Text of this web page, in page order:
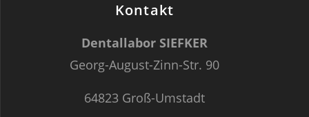
Kontakt
Dentallabor SIEFKER
Georg-August-Zinn-Str. 90
64823 Groß-Umstadt